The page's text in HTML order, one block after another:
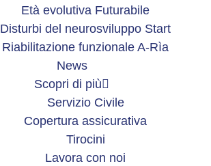
Età evolutiva Futurabile
Disturbi del neurosviluppo Start
Riabilitazione funzionale A-Rìa
News
Scopri di più
Servizio Civile
Copertura assicurativa
Tirocini
Lavora con noi